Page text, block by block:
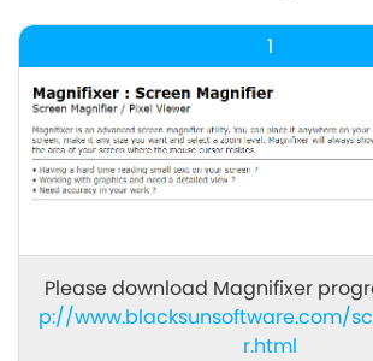
1
Please download Magnifixer
p://www.blacksunsoftware.com/
r.html